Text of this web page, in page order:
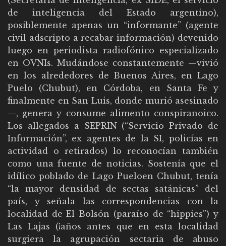
de inteligencia del Estado argentino),
posiblemente apenas un “informante” (agente
civil adscripto a recabar información) devenido
luego en periodista radiofónico especializado
en OVNIs. Mudándose constantemente —vivió
en los alrededores de Buenos Aires, en Lago
Puelo (Chubut), en Córdoba, en Santa Fe y
finalmente en San Luis, donde murió asesinado
—, genera y consume alimento conspiranoico.
Los allegados a SEPRIN (“Servicio Privado de
Información”, ex agentes de la SI, policías en
actividad o retirados) lo reconocían también
como una fuente de noticias. Sostenía que el
idílico poblado de Lago Pueloen Chubut, tenía
“la mayor densidad de sectas satánicas” del
país, y señala las correspondencias con la
localidad de El Bolsón (paraíso de “hippies”) y
Las Lajas (¡años antes que en esta localidad
surgiera la agrupación sectaria de abuso